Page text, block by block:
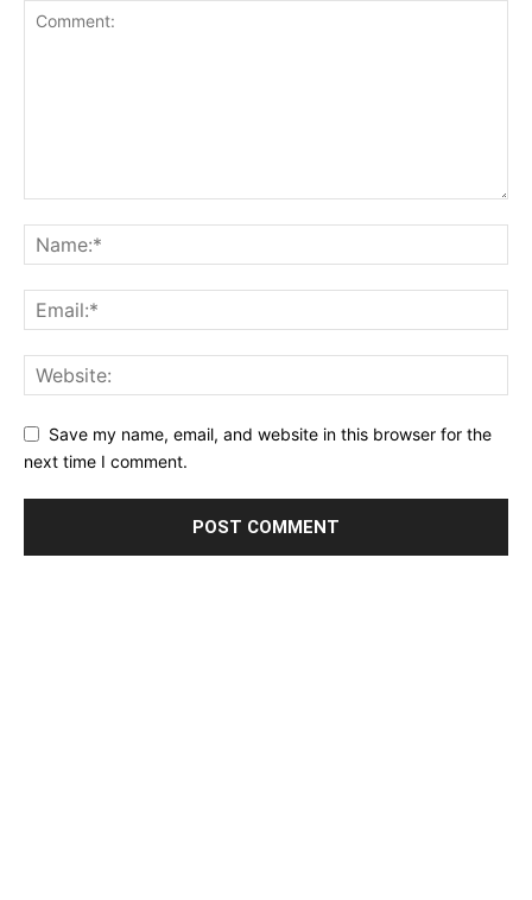
Save my name, email, and website in this browser for the
next time I comment.